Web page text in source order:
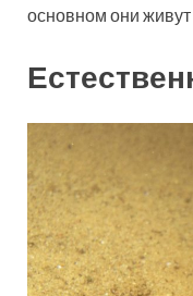
основном они живут